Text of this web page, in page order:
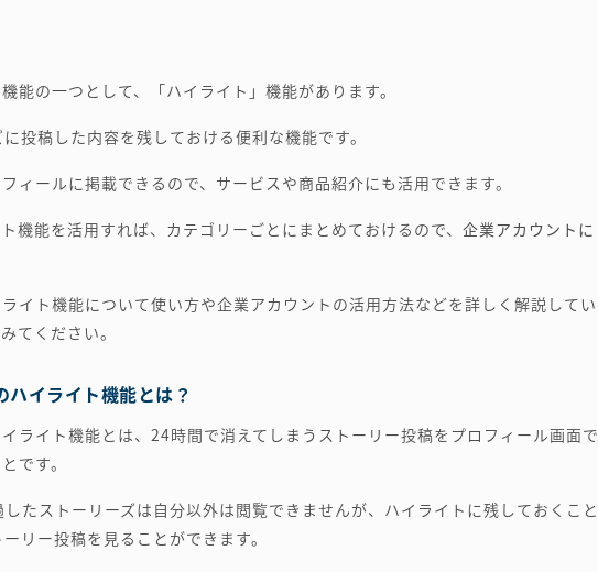
能の一つとして、「ハイライト」機能があります。
投稿した内容を残しておける便利な機能です。
ィールに掲載できるので、サービスや商品紹介にも活用できます。
機能を活用すれば、カテゴリーごとにまとめておけるので、 企業アカウントに
イト機能について使い方や企業アカウントの活用方法などを詳しく解説してい
てください。
ハイライト機能とは？
ライト機能とは、24時間で消えてしまうストーリー投稿をプロフィール画面で
です。
たストーリーズは自分以外は閲覧できませんが、ハイライトに残しておくこと
リー投稿を見ることができます。